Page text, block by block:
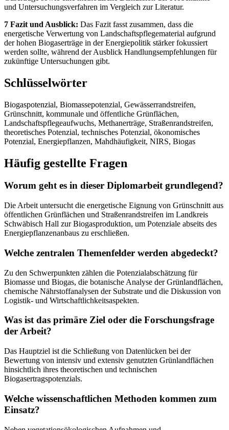
und Untersuchungsverfahren im Vergleich zur Literatur.
7 Fazit und Ausblick: Das Fazit fasst zusammen, dass die
energetische Verwertung von Landschaftspflegematerial aufgrund
der hohen Biogaserträge in der Energiepolitik stärker fokussiert
werden sollte, während der Ausblick Handlungsempfehlungen für
zukünftige Untersuchungen gibt.
Schlüsselwörter
Biogaspotenzial, Biomassepotenzial, Gewässerrandstreifen,
Grünschnitt, kommunale und öffentliche Grünflächen,
Landschaftspflegeaufwuchs, Methanerträge, Straßenrandstreifen,
theoretisches Potenzial, technisches Potenzial, ökonomisches
Potenzial, Energiepflanzen, Mahdhäufigkeit, NIRS, Biogas
Häufig gestellte Fragen
Worum geht es in dieser Diplomarbeit grundlegend?
Die Arbeit untersucht die energetische Eignung von Grünschnitt aus
öffentlichen Grünflächen und Straßenrandstreifen im Landkreis
Schwäbisch Hall zur Biogasproduktion, um Potenziale abseits des
Energiepflanzenanbaus zu erschließen.
Welche zentralen Themenfelder werden abgedeckt?
Zu den Schwerpunkten zählen die Potenzialabschätzung für
Biomasse und Biogas, die botanische Analyse der Grünlandflächen,
chemische Nährstoffanalysen der Substrate und die Diskussion von
Logistik- und Wirtschaftlichkeitsaspekten.
Was ist das primäre Ziel oder die Forschungsfrage
der Arbeit?
Das Hauptziel ist die Schließung von Datenlücken bei der
Bewertung von intensiv und extensiv genutzten Grünlandflächen
hinsichtlich ihres theoretischen und technischen
Biogasertragspotenzials.
Welche wissenschaftlichen Methoden kommen zum
Einsatz?